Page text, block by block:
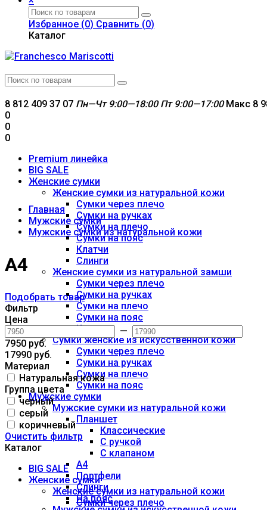
Избранное (0) Сравнить (0)
Каталог
8 812 409 37 07 Пн—Чт 9:00—18:00 Пт 9:00—17:00Макс 8
0
0
0
Premium линейка
BIG SALE
Женские сумки
Женские сумки из натуральной кожи
Сумки через плечо
Сумки на ручках
Сумки на плечо
Сумки на пояс
Клатчи
Слинги
Женские сумки из натуральной замши
Сумки через плечо
Сумки на ручках
Сумки на плечо
Сумки на пояс
Клатчи
Сумки женские из искусственной кожи
Сумки через плечо
Сумки на ручках
Сумки на плечо
Сумки на пояс
Мужские сумки
Мужские сумки из натуральной кожи
Планшет
Классические
С ручкой
С клапаном
А4
Портфели
Слинги
На пояс
Главная
Мужские сумки
Мужские сумки из натуральной кожи
А4
Подобрать товар
Фильтр
Цена
—
7950 руб.
17990 руб.
Материал
Натуральная кожа
Группа цвета
черный
серый
коричневый
Очистить фильтр
Каталог
BIG SALE
Женские сумки
Женские сумки из натуральной кожи
Сумки через плечо